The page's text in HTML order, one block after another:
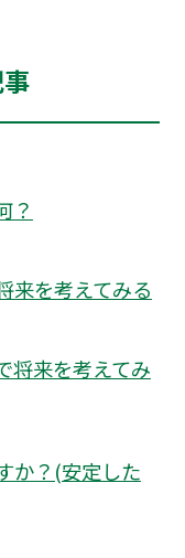
？
来を考えてみる
将来を考えてみ
か？(安定した